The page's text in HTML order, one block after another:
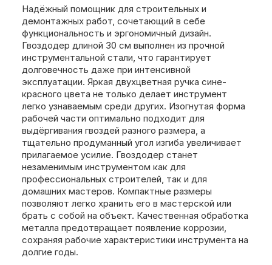
Надёжный помощник для строительных и
демонтажных работ, сочетающий в себе
функциональность и эргономичный дизайн.
Гвоздодер длиной 30 см выполнен из прочной
инструментальной стали, что гарантирует
долговечность даже при интенсивной
эксплуатации. Яркая двухцветная ручка сине-
красного цвета не только делает инструмент
легко узнаваемым среди других. Изогнутая форма
рабочей части оптимально подходит для
выдёргивания гвоздей разного размера, а
тщательно продуманный угол изгиба увеличивает
прилагаемое усилие. Гвоздодер станет
незаменимым инструментом как для
профессиональных строителей, так и для
домашних мастеров. Компактные размеры
позволяют легко хранить его в мастерской или
брать с собой на объект. Качественная обработка
металла предотвращает появление коррозии,
сохраняя рабочие характеристики инструмента на
долгие годы.